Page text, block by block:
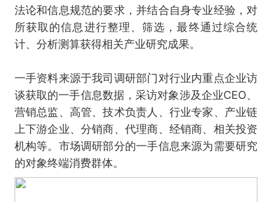
法论和信息规范的要求，并结合自身专业经验，对
所获取的信息进行整理、筛选，最终通过综合统
计、分析测算获得相关产业研究成果。
一手资料来源于我司调研部门对行业内重点企业访
谈获取的一手信息数据，采访对象涉及企业CEO、
营销总监、高管、技术负责人、行业专家、产业链
上下游企业、分销商、代理商、经销商、相关投资
机构等。市场调研部分的一手信息来源为需要研究
的对象终端消费群体。